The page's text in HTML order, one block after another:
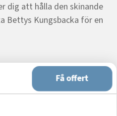
dig att hålla den skinande
Bettys Kungsbacka för en
Få offert